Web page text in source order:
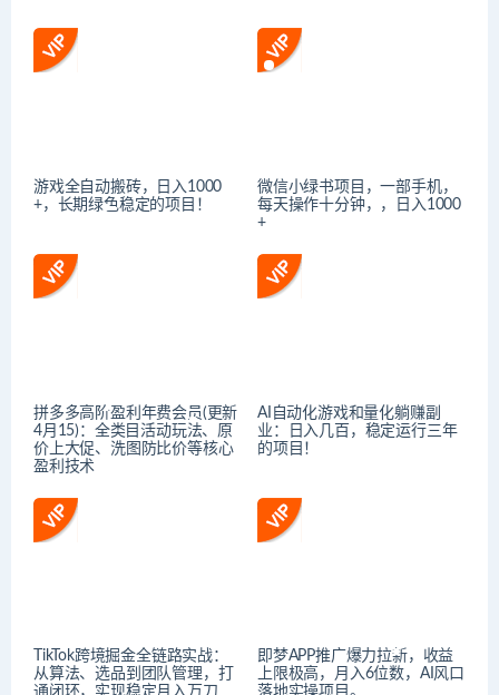
游戏全自动搬砖，日入1000
+，长期绿色稳定的项目！
微信小绿书项目，一部手机，
每天操作十分钟，，日入1000
+
拼多多高阶盈利年费会员(更新
4月15)：全类目活动玩法、原
价上大促、洗图防比价等核心
盈利技术
AI自动化游戏和量化躺赚副
业：日入几百，稳定运行三年
的项目！
TikTok跨境掘金全链路实战：
从算法、选品到团队管理，打
即梦APP推广爆力拉新，收益
上限极高，月入6位数，AI风口